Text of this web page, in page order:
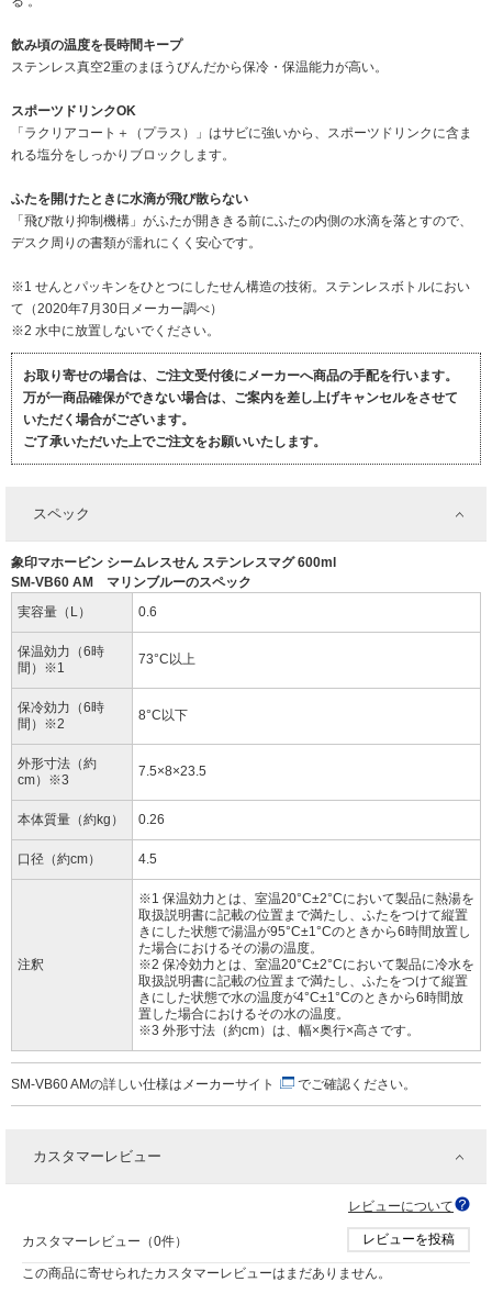
飲み頃の温度を長時間キープ
ステンレス真空2重のまほうびんだから保冷・保温能力が高い。
スポーツドリンクOK
「ラクリアコート＋（プラス）」はサビに強いから、スポーツドリンクに含ま
れる塩分をしっかりブロックします。
ふたを開けたときに水滴が飛び散らない
「飛び散り抑制機構」がふたが開ききる前にふたの内側の水滴を落とすので、
デスク周りの書類が濡れにくく安心です。
※1 せんとパッキンをひとつにしたせん構造の技術。ステンレスボトルにおい
て（2020年7月30日メーカー調べ）
※2 水中に放置しないでください。
お取り寄せの場合は、ご注文受付後にメーカーへ商品の手配を行います。
万が一商品確保ができない場合は、ご案内を差し上げキャンセルをさせて
いただく場合がございます。
ご了承いただいた上でご注文をお願いいたします。
スペック
象印マホービン シームレスせん ステンレスマグ 600ml
SM-VB60 AM マリンブルーのスペック
実容量（L）
0.6
保温効力（6時
間）※1
73°C以上
保冷効力（6時
間）※2
8°C以下
外形寸法（約
cm）※3
7.5×8×23.5
本体質量（約kg） 0.26
口径（約cm） 4.5
注釈
※1 保温効力とは、室温20°C±2°Cにおいて製品に熱湯を
取扱説明書に記載の位置まで満たし、ふたをつけて縦置
きにした状態で湯温が95°C±1°Cのときから6時間放置し
た場合におけるその湯の温度。
※2 保冷効力とは、室温20°C±2°Cにおいて製品に冷水を
取扱説明書に記載の位置まで満たし、ふたをつけて縦置
きにした状態で水の温度が4°C±1°Cのときから6時間放
置した場合におけるその水の温度。
※3 外形寸法（約cm）は、幅×奥行×高さです。
SM-VB60 AMの詳しい仕様は メーカーサイト でご確認ください。
カスタマーレビュー
レビューについて
カスタマーレビュー（0件） レビューを投稿
この商品に寄せられたカスタマーレビューはまだありません。